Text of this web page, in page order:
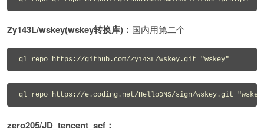
Zy143L/wskey(wskey转换库)： 国内用第二个
ql repo https://github.com/Zy143L/wskey.git "wskey"
ql repo https://e.coding.net/HelloDNS/sign/wskey.git
zero205/JD_tencent_scf：